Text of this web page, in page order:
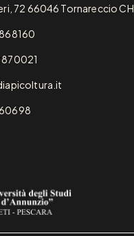
72 66046 Tornareccio CH